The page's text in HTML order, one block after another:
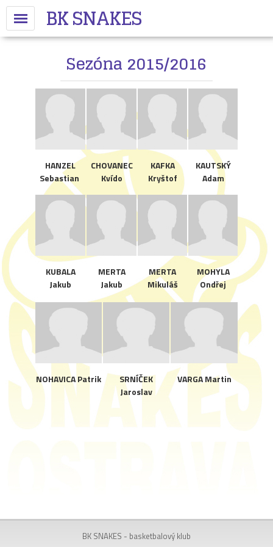
BK SNAKES
Sezóna 2015/2016
HANZEL
Sebastian
CHOVANEC
Kvído
KAFKA
Kryštof
KAUTSKÝ
Adam
KUBALA
Jakub
MERTA
Jakub
MERTA
Mikuláš
MOHYLA
Ondřej
NOHAVICA Patrik
SRNÍČEK
Jaroslav
VARGA Martin
BK SNAKES - basketbalový klub